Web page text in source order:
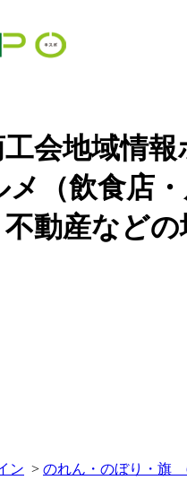
会地域情
（飲食店
動産など
ン > のれん・のぼり・旗